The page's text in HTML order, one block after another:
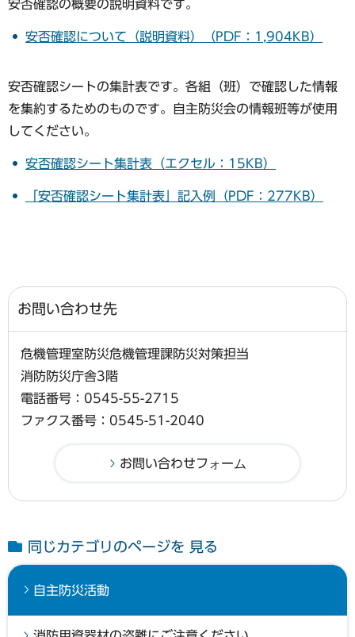
安否確認の概要の説明資料です。
安否確認について（説明資料）（PDF：1,904KB）
安否確認シートの集計表です。各組（班）で確認した情報
を集約するためのものです。自主防災会の情報班等が使用
してください。
安否確認シート集計表（エクセル：15KB）
「安否確認シート集計表」記入例（PDF：277KB）
お問い合わせ先
危機管理室防災危機管理課防災対策担当
消防防災庁舎3階
電話番号：0545-55-2715
ファクス番号：0545-51-2040
同じカテゴリのページを 見る
自主防災活動